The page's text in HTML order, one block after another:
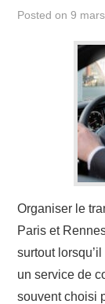
Posted on9
Organiser le
Paris et
surtout
un service de
souvent choisi